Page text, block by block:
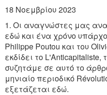
18 Νοεμβρίου 2023
1. Οι αναγνώστες μας
εδώ και ένα χρόνο
Philippe Poutou και του
εκδίδει το L'Anticapitaliste,
συζητάμε σε αυτό το
μηνιαίο περιοδικό
εξετάζεται εδώ.